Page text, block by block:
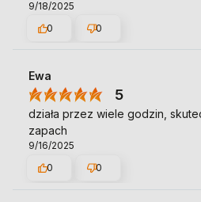
9/18/2025
0
0
Ewa
5
działa przez wiele godzin,
zapach
9/16/2025
0
0